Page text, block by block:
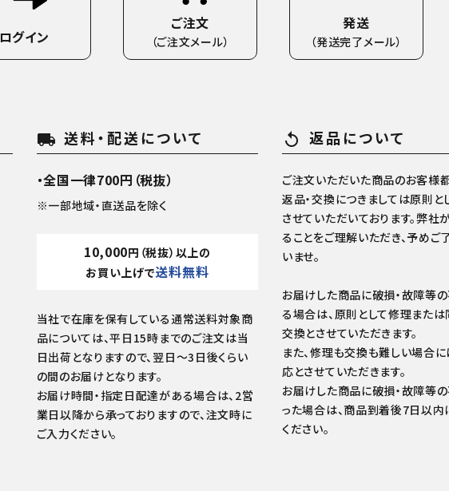
ログイン
ご注文
（ご注文メール）
発送
（発送完了メール）
local_shipping 送料・配送について
・全国一律700円（税抜）
※一部地域・直送品を除く
10,000円（税抜）以上の
お買い上げで送料無料
当社で在庫を保有している通常送料対象商
品については、平日15時までのご注文は当
日出荷となりますので、翌日～3日後くらい
の間のお届けとなります。
お届け時間・指定日配達がある場合は、2営
業日以降から承っておりますので、注文時に
ご入力ください。
replay 返品について
ご注文いただいた商品のお客様
返品・交換につきましては原則と
させていただいております。弊社
ることをご理解いただき、予めご
いませ。
お届けした商品に破損・故障等
る場合は、原則として修理また
交換とさせていただきます。
また、修理も交換も難しい場合
応とさせていただきます。
お届けした商品に破損・故障等
った場合は、商品到着後7日以内
ください。